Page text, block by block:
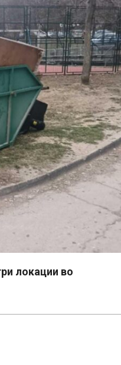
локации во